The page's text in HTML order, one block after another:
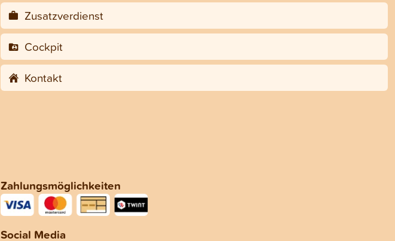
Zusatzverdienst
Cockpit
Kontakt
Zahlungsmöglichkeiten
Social Media